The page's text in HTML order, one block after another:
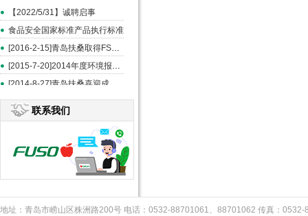
【2022/5/31】诚聘启事
食品安全国家标准产品执行标准
[2016-2-15]青岛扶桑取得FSSC和ISO22000认证
[2015-7-20]2014年度环境报告书
联系我们
地址：青岛市崂山区株洲路200号 电话：0532-88701061、88701062 传真：